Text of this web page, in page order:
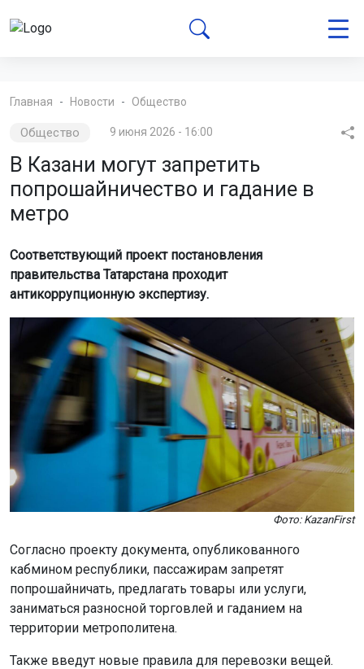
Главная Новости Общество
Общество 9 июня 2026 - 16:00
В Казани могут запретить
попрошайничество и гадание в
метро
Соответствующий проект постановления
правительства Татарстана проходит
антикоррупционную экспертизу.
Фото: KazanFirst
Согласно проекту документа, опубликованного
кабмином республики, пассажирам запретят
попрошайничать, предлагать товары или услуги,
заниматься разносной торговлей и гаданием на
территории метрополитена.
Также введут новые правила для перевозки вещей.